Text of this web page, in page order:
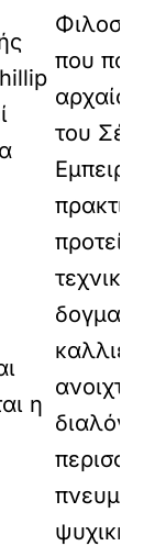
η
που
αρχαίο
του
ψυχική